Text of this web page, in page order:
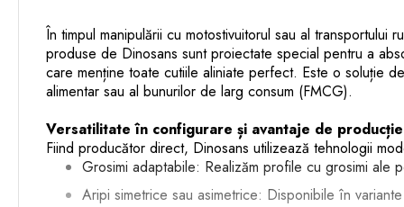
În timpul manipulării cu motostivuitorul sau al
produse de Dinosans sunt proiectate special pentru a
care menține toate cutiile aliniate perfect. Este o soluție
alimentar sau al bunurilor de larg consum (FMCG).
Versatilitate în configurare și avantaje de
Fiind producător direct, Dinosans utilizează tehnologii
Grosimi adaptabile: Realizăm profile cu grosimi ale
Aripi simetrice sau asimetrice: Disponibile în